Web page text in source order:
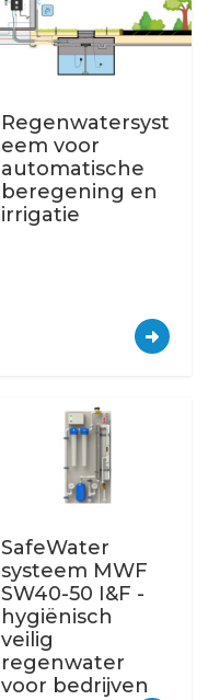
Regenwatersyst
eem voor
automatische
beregening en
irrigatie
SafeWater
systeem MWF
SW40-50 I&F -
hygiënisch
veilig
regenwater
voor bedrijven